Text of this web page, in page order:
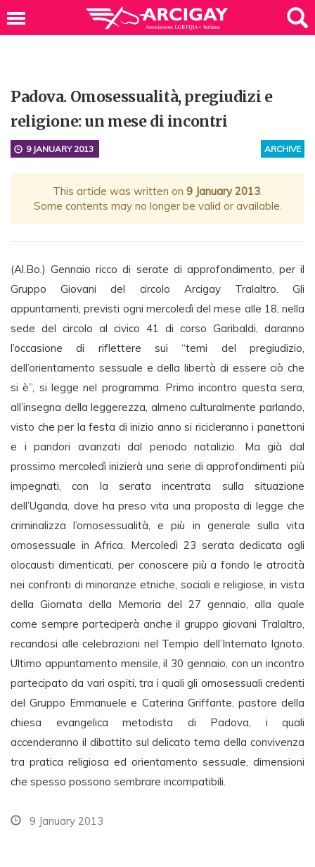
Padova. Omosessualità, pregiudizi e
religione: un mese di incontri
ARCHIVE
9 JANUARY 2013
This article was written on 9 January 2013.
Some contents may no longer be valid or available.
(Al.Bo.) Gennaio ricco di serate di approfondimento, per il
Gruppo Giovani del circolo Arcigay Tralaltro. Gli
appuntamenti, previsti ogni mercoledì del mese alle 18, nella
sede del circolo al civico 41 di corso Garibaldi, daranno
l’occasione di riflettere sui “temi del pregiudizio,
dell’orientamento sessuale e della libertà di essere ciò che
si è”, si legge nel programma. Primo incontro questa sera,
all’insegna della leggerezza, almeno culturalmente parlando,
visto che per la festa di inizio anno si ricicleranno i panettoni
e i pandori avanzati dal periodo natalizio. Ma già dal
prossimo mercoledì inizierà una serie di approfondimenti più
impegnati, con la serata incentrata sulla situazione
dell’Uganda, dove ha preso vita una proposta di legge che
criminalizza l’omosessualità, e più in generale sulla vita
omosessuale in Africa. Mercoledì 23 serata dedicata agli
olocausti dimenticati, per conoscere più a fondo le atrocità
nei confronti di minoranze etniche, sociali e religiose, in vista
della Giornata della Memoria del 27 gennaio, alla quale
come sempre parteciperà anche il gruppo giovani Tralaltro,
recandosi alle celebrazioni nel Tempio dell’Internato Ignoto.
Ultimo appuntamento mensile, il 30 gennaio, con un incontro
partecipato da vari ospiti, tra i quali gli omosessuali credenti
del Gruppo Emmanuele e Caterina Griffante, pastore della
chiesa evangelica metodista di Padova, i quali
accenderanno il dibattito sul delicato tema della convivenza
tra pratica religiosa ed orientamento sessuale, dimensioni
che spesso possono sembrare incompatibili.
9 January 2013